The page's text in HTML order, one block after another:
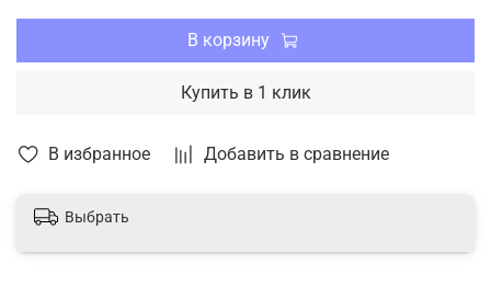
В избранное Добавить в сравнение
В корзину
Купить в 1 клик
Выбрать